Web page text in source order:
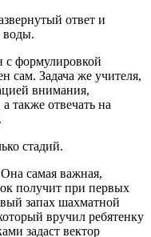
ответ и
воды.
с формулировкой
сам. Задача же учителя,
внимания,
также отвечать на
стадий.
самая важная,
получит при первых
запах шахматной
вручил ребятенку
задаст вектор